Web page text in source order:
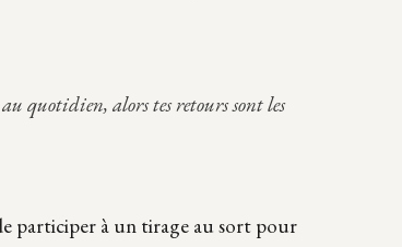
quotidien, alors tes retours sont les
participer à un tirage au sort pour